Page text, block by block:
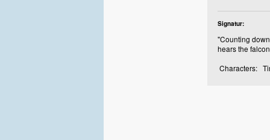
Signatur:
"Counting
hears the
Characters: